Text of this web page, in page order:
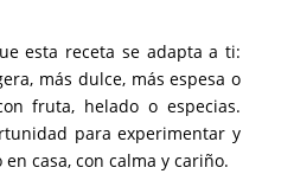
esta receta se adapta a ti:
más dulce, más espesa o
fruta, helado o especias.
para experimentar y
casa, con calma y cariño.